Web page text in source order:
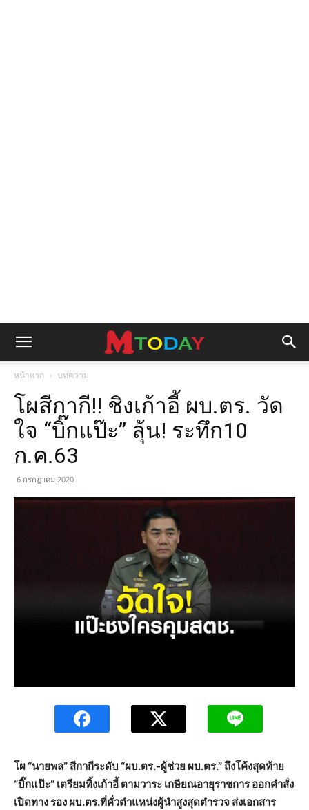
หน้าแรก บทความ
โผสีกากี!! ชิงเก้าอี้ ผบ.ตร. วัด
ใจ “บิ๊กแป๊ะ” ลุ้น! ระทึก10
ก.ค.63
6 กรกฎาคม 2020
โผ “นายพล” สีกากีระดับ “ผบ.ตร.-ผู้ช่วย ผบ.ตร.” ถึงโค้งสุดท้าย
“บิ๊กแป๊ะ” เตรียมทิ้งเก้าอี้ ตามวาระ เกษียณอายุราชการ ออกคำสั่ง
เปิดทาง รอง ผบ.ตร.ที่คั่วตำแหน่งผู้นำสูงสุดตำรวจ ส่งเอกสาร